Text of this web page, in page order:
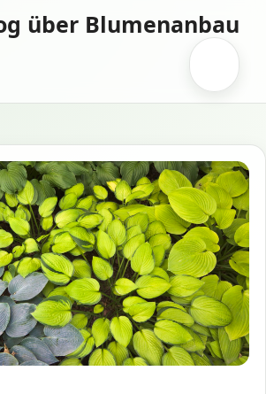
über Blumenanbau